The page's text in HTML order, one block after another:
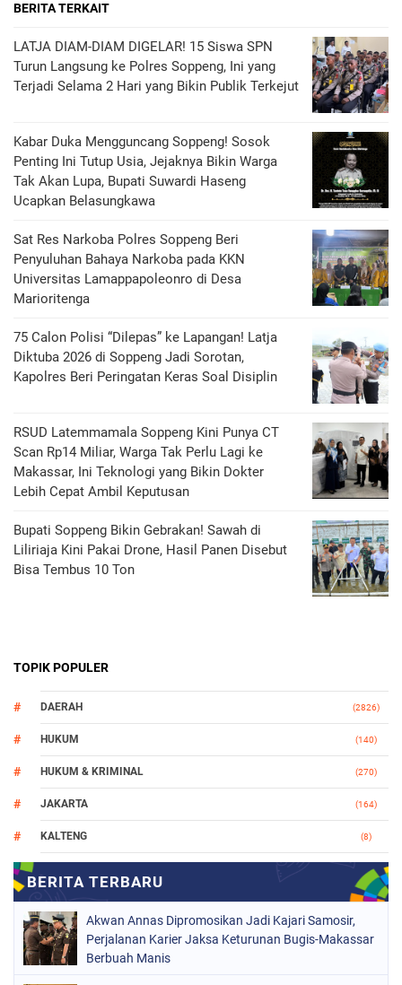
BERITA TERKAIT
LATJA DIAM-DIAM DIGELAR! 15 Siswa SPN
Turun Langsung ke Polres Soppeng, Ini yang
Terjadi Selama 2 Hari yang Bikin Publik Terkejut
Kabar Duka Mengguncang Soppeng! Sosok
Penting Ini Tutup Usia, Jejaknya Bikin Warga
Tak Akan Lupa, Bupati Suwardi Haseng
Ucapkan Belasungkawa
Sat Res Narkoba Polres Soppeng Beri
Penyuluhan Bahaya Narkoba pada KKN
Universitas Lamappapoleonro di Desa
Marioritenga
75 Calon Polisi “Dilepas” ke Lapangan! Latja
Diktuba 2026 di Soppeng Jadi Sorotan,
Kapolres Beri Peringatan Keras Soal Disiplin
RSUD Latemmamala Soppeng Kini Punya CT
Scan Rp14 Miliar, Warga Tak Perlu Lagi ke
Makassar, Ini Teknologi yang Bikin Dokter
Lebih Cepat Ambil Keputusan
Bupati Soppeng Bikin Gebrakan! Sawah di
Liliriaja Kini Pakai Drone, Hasil Panen Disebut
Bisa Tembus 10 Ton
TOPIK POPULER
DAERAH (2826)
HUKUM (140)
HUKUM & KRIMINAL (270)
JAKARTA (164)
KALTENG (8)
(112)
NASIONAL (966)
ORGANISASI
PERISTIWA
Akwan Annas Dipromosikan Jadi Kajari Samosir,
Perjalanan Karier Jaksa Keturunan Bugis-Makassar
Berbuah Manis